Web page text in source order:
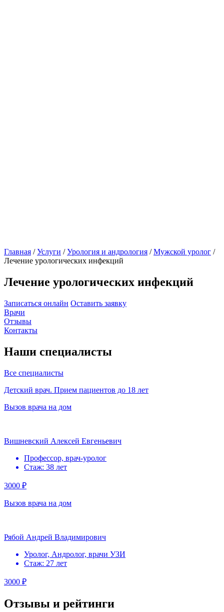
Главная /Услуги /Урология и андрология /Мужской уролог /
Лечение урологических инфекций
Лечение урологических инфекций
Записаться онлайн Оставить заявку
Врачи
Отзывы
Контакты
Наши специалисты
Все специалисты
Детский врач. Прием пациентов до 18 лет
Вызов врача на дом
Вишневский Алексей Евгеньевич
Профессор, врач-уролог
Стаж: 38 лет
3000 ₽
Вызов врача на дом
Рябой Андрей Владимирович
Уролог, Андролог, врачи УЗИ
Стаж: 27 лет
3000 ₽
Отзывы и рейтинги